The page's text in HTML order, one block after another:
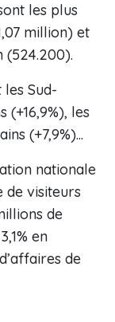
les plus
million) et
(524.200).
Sud-
(+16,9%), les
(+7,9%)...
nationale
de visiteurs
de
en
de